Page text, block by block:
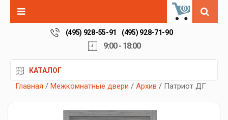
0
(495) 928-55-91 (495) 928-71-90
9:00 - 18:00
КАТАЛОГ
Главная / Межкомнатные двери / Архив / Патриот ДГ